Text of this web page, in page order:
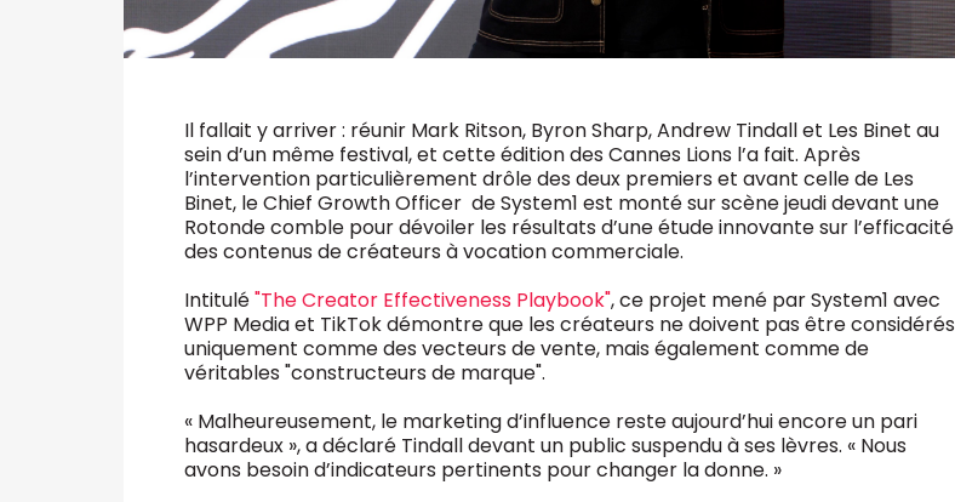
Il fallait y arriver : réunir Mark Ritson, Byron Sharp, Andrew Tindall et Les Binet au
sein d’un même festival, et cette édition des Cannes Lions l’a fait. Après
l’intervention particulièrement drôle des deux premiers et avant celle de Les
Binet, le Chief Growth Officer de System1 est monté sur scène jeudi devant une
Rotonde comble pour dévoiler les résultats d’une étude innovante sur l’efficacité
des contenus de créateurs à vocation commerciale.
Intitulé"The Creator Effectiveness Playbook", ce projet mené par System1 avec
WPP Media et TikTok démontre que les créateurs ne doivent pas être considérés
uniquement comme des vecteurs de vente, mais également comme de
véritables "constructeurs de marque".
« Malheureusement, le marketing d’influence reste aujourd’hui encore un pari
hasardeux », a déclaré Tindall devant un public suspendu à ses lèvres. « Nous
avons besoin d’indicateurs pertinents pour changer la donne. »